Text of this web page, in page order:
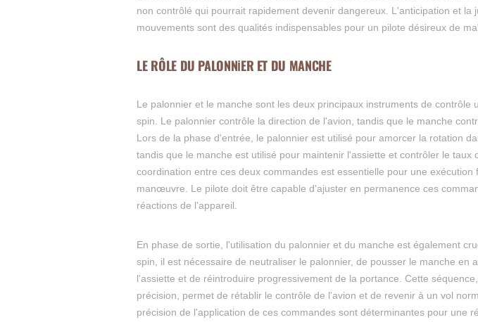
non contrôlé qui pourrait rapidement devenir dangereux. L'anticipation et la
mouvements sont des qualités indispensables pour un pilote désireux de
LE RÔLE DU PALONNIER ET DU MANCHE
Le palonnier et le manche sont les deux principaux instruments de contrôle
spin. Le palonnier contrôle la direction de l'avion, tandis que le manche
Lors de la phase d'entrée, le palonnier est utilisé pour amorcer la rotation
tandis que le manche est utilisé pour maintenir l'assiette et contrôler le taux
coordination entre ces deux commandes est essentielle pour une exécution
manœuvre. Le pilote doit être capable d'ajuster en permanence ces
réactions de l'appareil.
En phase de sortie, l'utilisation du palonnier et du manche est également
spin, il est nécessaire de neutraliser le palonnier, de pousser le manche en
l'assiette et de réintroduire progressivement de la portance. Cette
précision, permet de rétablir le contrôle de l'avion et de revenir à un vol
précision de l'application de ces commandes sont déterminantes pour une